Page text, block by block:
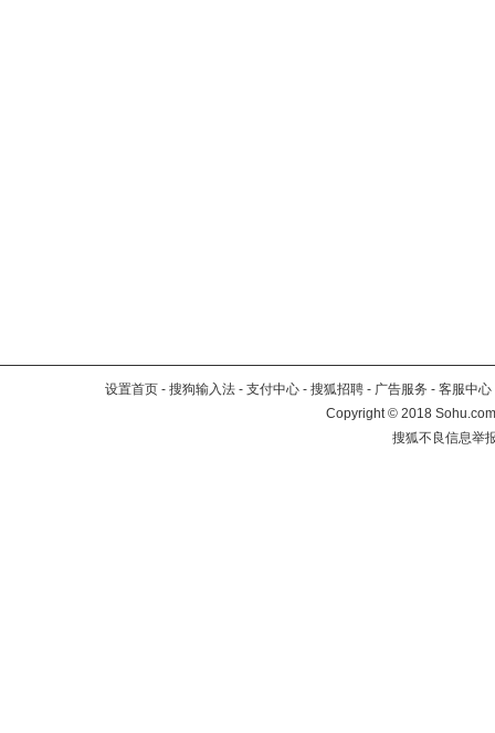
设置首页 - 搜狗输入法 - 支付中心 - 搜狐招聘 - 广告服务 - 客服中心
Copyright©2018
搜狐不良信息举